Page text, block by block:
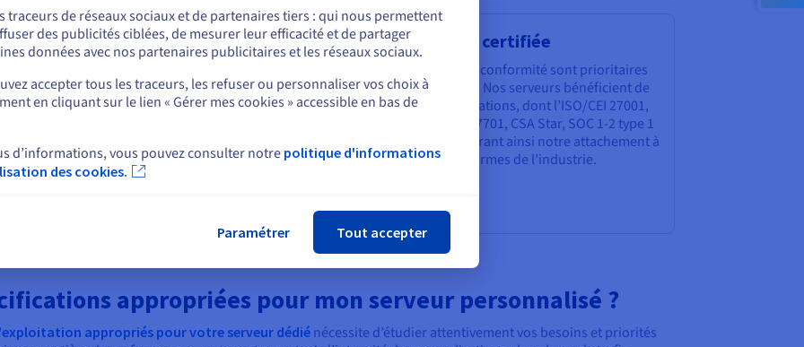
Tarification transparente
prévisibles, sans coûts cachés. Profitez de
fonctionnalités telles qu'un trafic illimité, une
pour des solutions de serveurs économiques.
Conformité certifiée
La sécurité et la conformité sont prioritaires
pour OVHcloud. Nos serveurs bénéficient de
diverses certifications, dont l’ISO/CEI 27001,
27017, 27018, 27701, CSA Star, SOC 1-2 type 1
et HDS, démontrant ainsi notre attachement à
respecter les normes de l’industrie.
appropriées pour mon serveur personnalisé ?
appropriés pour votre serveur dédié nécessite d’étudier attentivement vos besoins et priorités
sur le site actuel
un autre site web
traceurs de réseaux sociaux et de partenaires tiers : qui nous permettent
des publicités ciblées, de mesurer leur efficacité et de partager
données avec nos partenaires publicitaires et les réseaux sociaux.
accepter tous les traceurs, les refuser ou personnaliser vos choix à
en cliquant sur le lien « Gérer mes cookies » accessible en bas de
d’informations, vous pouvez consulter notre politique d'informations
des cookies.
Paramétrer Tout accepter